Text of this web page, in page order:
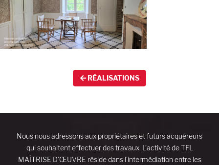
RÉALISATIONS
Nous nous adressons aux propriétaires et futurs acquéreurs
qui souhaitent effectuer des travaux. L’activité de TFL
MAÎTRISE D’ŒUVRE réside dans l’intermédiation entre les